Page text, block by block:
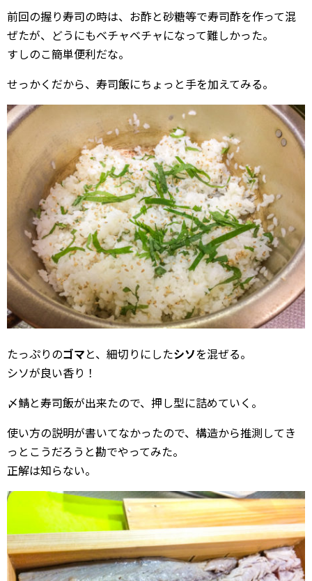
前回の握り寿司の時は、お酢と砂糖等で寿司酢を作って混
ぜたが、どうにもベチャベチャになって難しかった。
すしのこ簡単便利だな。
せっかくだから、寿司飯にちょっと手を加えてみる。
たっぷりのゴマと、細切りにしたシソを混ぜる。
シソが良い香り！
〆鯖と寿司飯が出来たので、押し型に詰めていく。
使い方の説明が書いてなかったので、構造から推測してき
っとこうだろうと勘でやってみた。
正解は知らない。